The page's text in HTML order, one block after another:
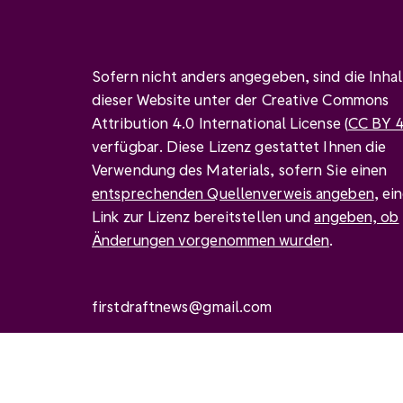
Sofern nicht anders angegeben, sind die
dieser Website unter der Creative Commons
Attribution 4.0 International License (CC BY
verfügbar. Diese Lizenz gestattet Ihnen die
Verwendung des Materials, sofern Sie einen
entsprechenden Quellenverweis angeben,
Link zur Lizenz bereitstellen undangeben, ob
Änderungen vorgenommen wurden.
firstdraftnews@gmail.com